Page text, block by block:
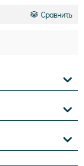
Сравнить